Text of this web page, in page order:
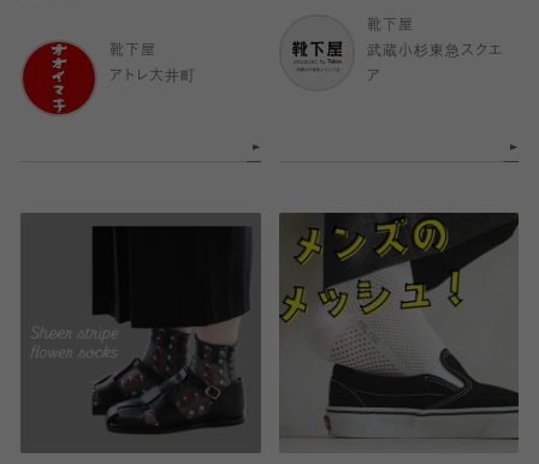
靴下屋
アトレ大井町
靴下屋
武蔵小杉東急スクエ
ア